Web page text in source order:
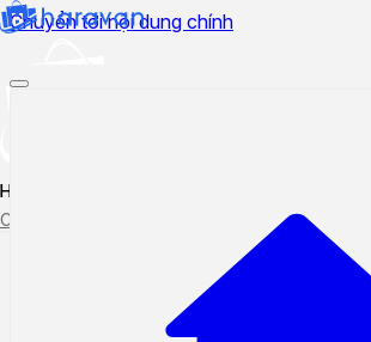
Chuyển tới nội dung chính
Hướng dẫn sử dụng
Cập nhật tính năng mới
Theo dõi ticket